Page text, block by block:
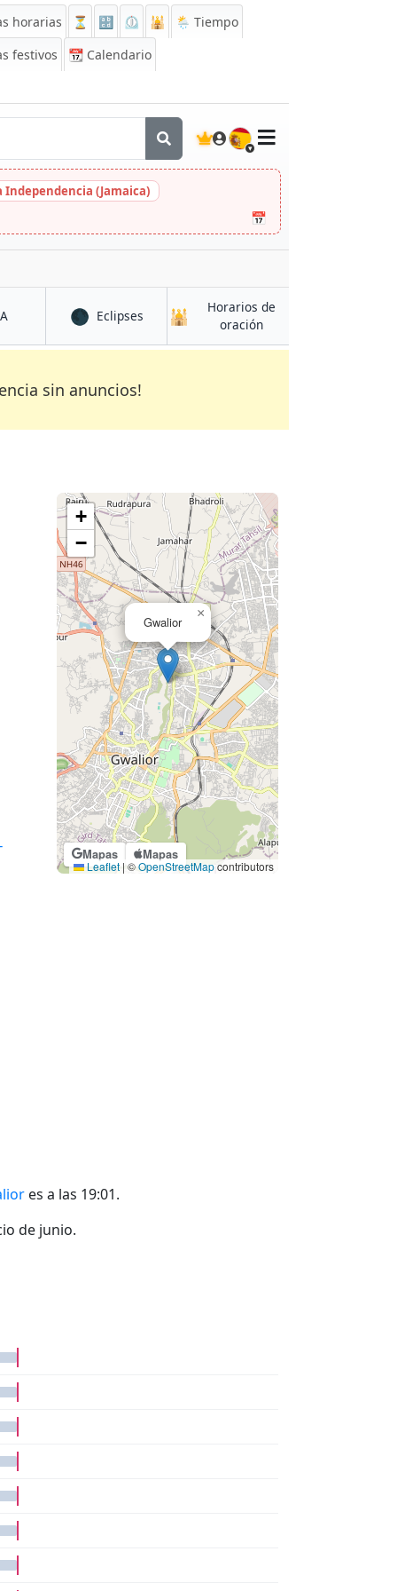
horarias ⏳ 🔡 ⏲️ 🕌
🌦️ Tiempo
festivos
📆 Calendario
🇪🇸
Independencia (Jamaica)
📅
en Gwalior 🌑 Eclipsesen Gwalior
🕌
Horarios de
oraciónen Gwalior
sin anuncios!
Mapas Mapas
Gwalior
×
+
−
Leaflet | ©OpenStreetMapcontributors
es a las 19:01.
de junio.